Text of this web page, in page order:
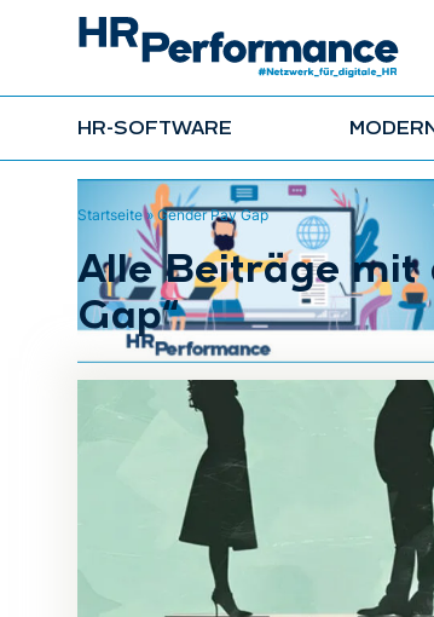
HR-SOFTWARE
Startseite»Gender Pay Gap
Alle Beiträge mit
Gap“